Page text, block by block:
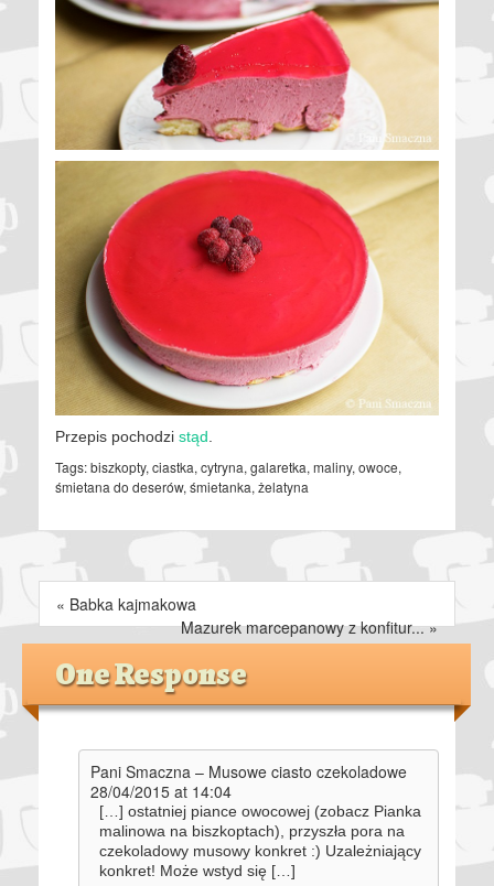
Przepis pochodzi stąd
Tags:biszkopty, ciastka, cytryna, galaretka, maliny, owoce,
śmietana do deserów, śmietanka, żelatyna
« Babka kajmakowa
Mazurek marcepanowy z konfitur...»
One Response
Pani Smaczna – Musowe ciasto czekoladowe
28/04/2015 at 14:04
[…] ostatniej piance owocowej (zobacz Pianka
malinowa na biszkoptach), przyszła pora na
czekoladowy musowy konkret :) Uzależniający
konkret! Może wstyd się […]